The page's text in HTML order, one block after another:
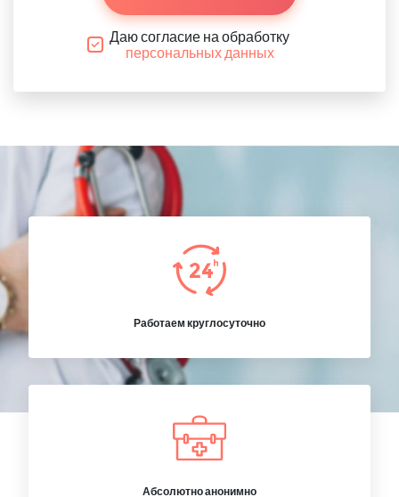
Даю согласие на обработку
персональных данных
Работаем круглосуточно
Абсолютно анонимно